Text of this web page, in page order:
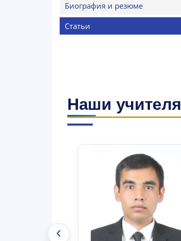
Биография и резюме
Статьи
Наши учителя
‹